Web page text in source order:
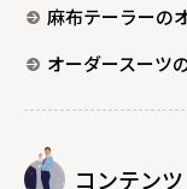
麻布テーラーの
オーダースーツ
コンテンツ